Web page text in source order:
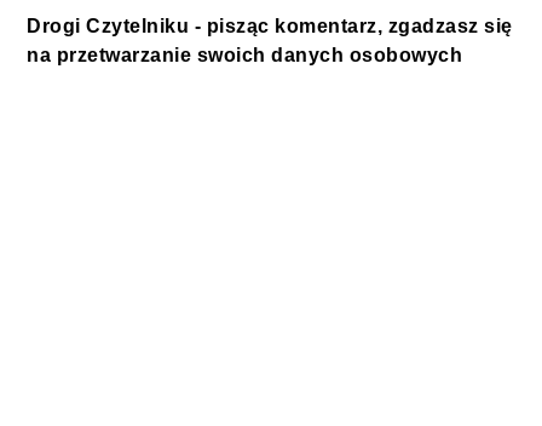
Drogi Czytelniku - pisząc komentarz, zgadzasz się
na przetwarzanie swoich danych osobowych